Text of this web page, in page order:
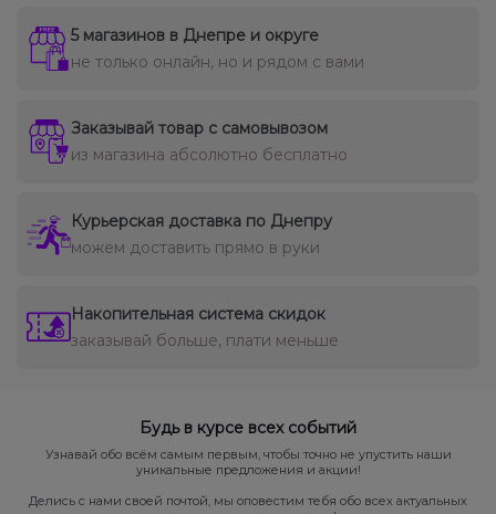
5 магазинов в Днепре и округе
не только онлайн, но и рядом с вами
Заказывай товар с самовывозом
из магазина абсолютно бесплатно
Курьерская доставка по Днепру
можем доставить прямо в руки
Накопительная система скидок
заказывай больше, плати меньше
Будь в курсе всех событий
Узнавай обо всём самым первым, чтобы точно не упустить наши
уникальные предложения и акции!
Делись с нами своей почтой, мы оповестим тебя обо всех актуальных